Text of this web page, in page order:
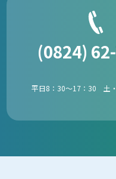
(0824)
平日8：30～17：30 土